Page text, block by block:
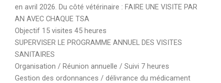
en avril 2026. Du côté vétérinaire : FAIRE UNE VISITE PAR
AN AVEC CHAQUE TSA
Objectif 15 visites 45 heures
SUPERVISER LE PROGRAMME ANNUEL DES VISITES
SANITAIRES
Organisation / Réunion annuelle / Suivi 7 heures
Gestion des ordonnances / délivrance du médicament